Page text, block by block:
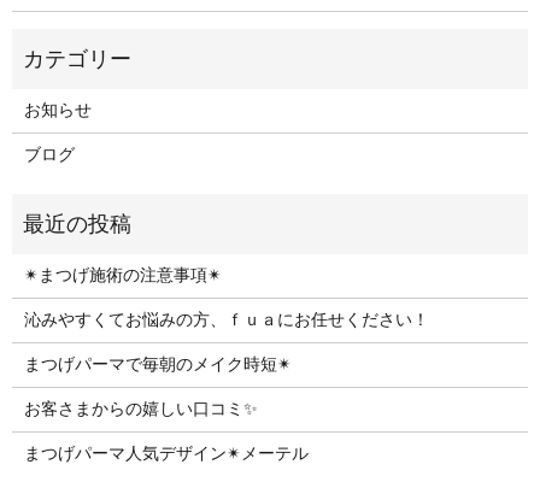
お知らせ
ブログ
✴︎まつげ施術の注意事項✴︎
沁みやすくてお悩みの方、ｆｕａにお任せください！
まつげパーマで毎朝のメイク時短✴︎
お客さまからの嬉しい口コミ✨
まつげパーマ人気デザイン✴︎メーテル